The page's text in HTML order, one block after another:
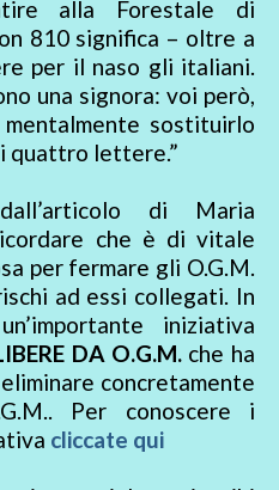
alla Forestale di
810 significa – oltre a
per il naso gli italiani.
una signora: voi però,
sostituirlo
quattro lettere.”
di Maria
che è di vitale
per fermare gli O.G.M.
ad essi collegati. In
iniziativa
DA O.G.M.che ha
concretamente
Per conoscere i
cliccate qui